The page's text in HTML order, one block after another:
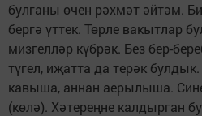
булганы өчен рәхмәт әйтәм.
бергә үттек. Төрле вакытлар
мизгелләр күбрәк. Без бер-
түгел, иҗатта да терәк
кавыша, аннан аерылыша.
(көлә). Хәтереңне калдырган